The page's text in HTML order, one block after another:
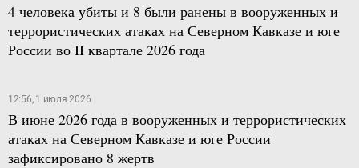
4 человека убиты и 8 были ранены в вооруженных и
террористических атаках на Северном Кавказе и юге
России во II квартале 2026 года
12:56, 1 июля 2026
В июне 2026 года в вооруженных и террористических
атаках на Северном Кавказе и юге России
зафиксировано 8 жертв